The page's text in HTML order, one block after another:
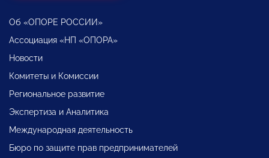
Об «ОПОРЕ РОССИИ»
Ассоциация «НП «ОПОРА»
Новости
Комитеты и Комиссии
Региональное развитие
Экспертиза и Аналитика
Международная деятельность
Бюро по защите прав предпринимателей